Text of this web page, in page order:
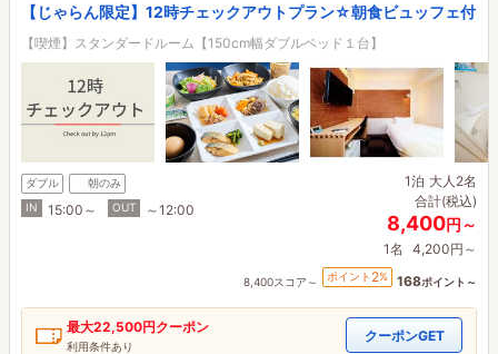
【じゃらん限定】12時チェックアウトプラン☆朝食ビュッフェ付
【喫煙】スタンダードルーム【150cm幅ダブルベッド１台】
ダブル
朝のみ
IN
15:00～ OUT ～12:00
1泊 大人2名
合計(税込)
8,400円～
1名 4,200円～
8,400スコア～ ポイント 2% 168ポイント～
最大22,500円クーポン
利用条件あり
クーポンGET